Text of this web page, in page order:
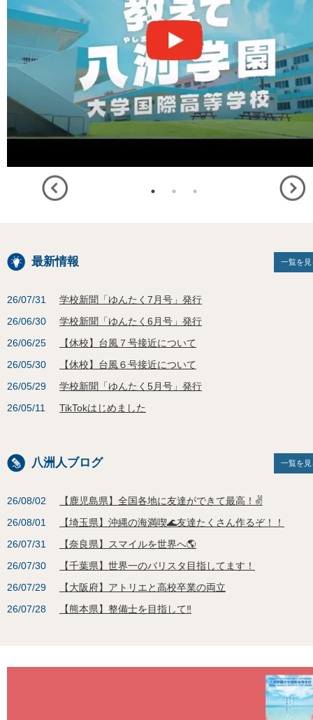
最新情報 一覧を見
26/07/31
学校新聞「ゆんたく7月号」発行
26/06/30
学校新聞「ゆんたく6月号」発行
26/06/25
【休校】台風７号接近について
26/05/30
【休校】台風６号接近について
26/05/29
学校新聞「ゆんたく5月号」発行
26/05/11
TikTokはじめました
八洲人ブログ 一覧を見
26/08/02
【鹿児島県】全国各地に友達ができて最高！✌
26/08/01
【埼玉県】沖縄の海満喫🌊友達たくさん作るぞ！！
26/07/31
【奈良県】スマイルを世界へ🌎
26/07/30
【千葉県】世界一のバリスタ目指してます！
26/07/29
【大阪府】アトリエと高校卒業の両立
26/07/28
【熊本県】整備士を目指して‼